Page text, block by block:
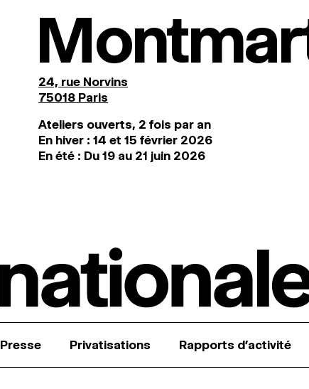
24, rue Norvins
75018 Paris
Ateliers ouverts, 2 fois par an
En hiver : 14 et 15 février 2026
En été : Du 19 au 21 juin 2026
Presse Privatisations Rapports d’activité